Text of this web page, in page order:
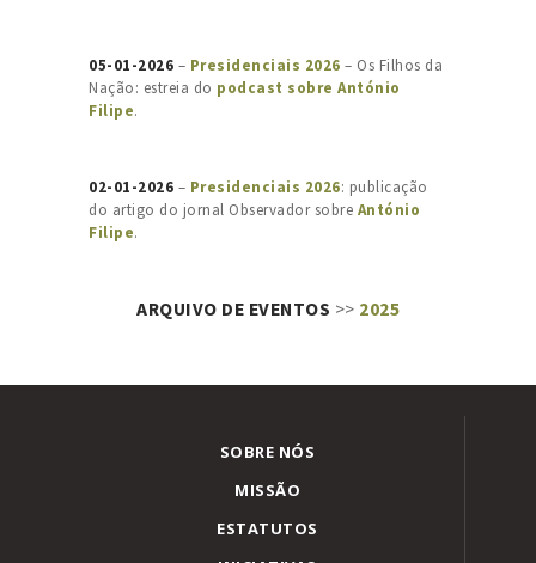
05-01-2026 – Presidenciais 2026 – Os Filhos da
Nação: estreia do podcast sobre António
Filipe.
02-01-2026 – Presidenciais 2026: publicação
do artigo do jornal Observador sobre António
Filipe.
ARQUIVO DE EVENTOS >> 2025
SOBRE NÓS
MISSÃO
ESTATUTOS